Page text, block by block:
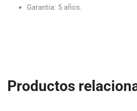
Garantía: 5 años.
Productos